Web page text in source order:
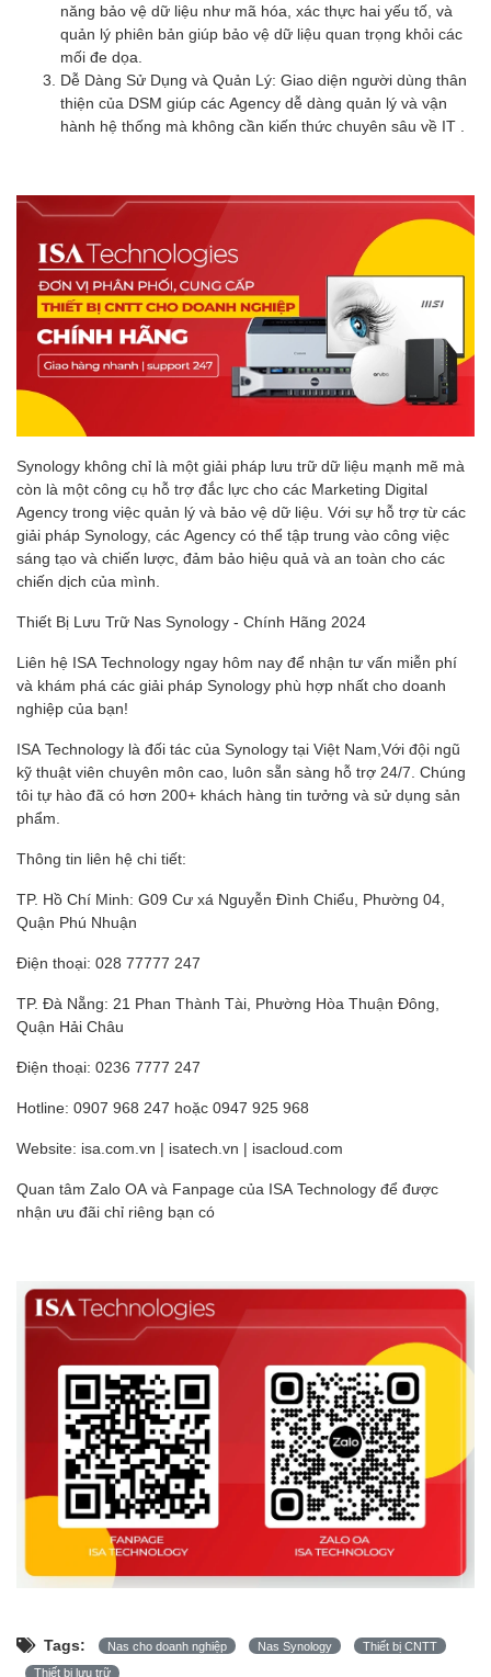
năng bảo vệ dữ liệu như mã hóa, xác thực hai yếu tố, và
quản lý phiên bản giúp bảo vệ dữ liệu quan trọng khỏi các
mối đe dọa.
Dễ Dàng Sử Dụng và Quản Lý: Giao diện người dùng thân
thiện của DSM giúp các Agency dễ dàng quản lý và vận
hành hệ thống mà không cần kiến thức chuyên sâu về IT .
Synology không chỉ là một giải pháp lưu trữ dữ liệu mạnh mẽ mà
còn là một công cụ hỗ trợ đắc lực cho các Marketing Digital
Agency trong việc quản lý và bảo vệ dữ liệu. Với sự hỗ trợ từ các
giải pháp Synology, các Agency có thể tập trung vào công việc
sáng tạo và chiến lược, đảm bảo hiệu quả và an toàn cho các
chiến dịch của mình.
Thiết Bị Lưu Trữ Nas Synology - Chính Hãng 2024
Liên hệ ISA Technology ngay hôm nay để nhận tư vấn miễn phí
và khám phá các giải pháp Synology phù hợp nhất cho doanh
nghiệp của bạn!
ISA Technology là đối tác của Synology tại Việt Nam,Với đội ngũ
kỹ thuật viên chuyên môn cao, luôn sẵn sàng hỗ trợ 24/7. Chúng
tôi tự hào đã có hơn 200+ khách hàng tin tưởng và sử dụng sản
phẩm.
Thông tin liên hệ chi tiết:
TP. Hồ Chí Minh: G09 Cư xá Nguyễn Đình Chiểu, Phường 04,
Quận Phú Nhuận
Điện thoại: 028 77777 247
TP. Đà Nẵng: 21 Phan Thành Tài, Phường Hòa Thuận Đông,
Quận Hải Châu
Điện thoại: 0236 7777 247
Hotline: 0907 968 247 hoặc 0947 925 968
Website: isa.com.vn | isatech.vn | isacloud.com
Quan tâm Zalo OA và Fanpage của ISA Technology để được
nhận ưu đãi chỉ riêng bạn có
Tags: Nas cho doanh nghiệp Nas Synology Thiết bị CNTT
Thiết bị lưu trữ